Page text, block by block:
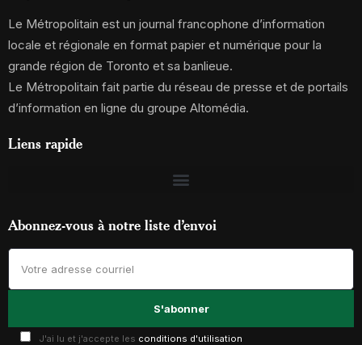
Le Métropolitain est un journal francophone d’information
locale et régionale en format papier et numérique pour la
grande région de Toronto et sa banlieue.
Le Métropolitain fait partie du réseau de presse et de portails
d’information en ligne du groupe Altomédia.
Liens rapide
Abonnez-vous à notre liste d’envoi
J'ai lu et j'accepte les conditions d'utilisation